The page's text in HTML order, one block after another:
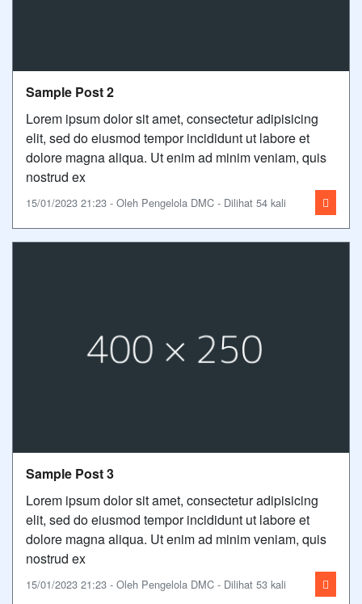
Sample Post 2
Lorem ipsum dolor sit amet, consectetur adipisicing
elit, sed do eiusmod tempor incididunt ut labore et
dolore magna aliqua. Ut enim ad minim veniam, quis
nostrud ex
15/01/2023 21:23 - Oleh Pengelola DMC - Dilihat 54 kali
Sample Post 3
Lorem ipsum dolor sit amet, consectetur adipisicing
elit, sed do eiusmod tempor incididunt ut labore et
dolore magna aliqua. Ut enim ad minim veniam, quis
nostrud ex
15/01/2023 21:23 - Oleh Pengelola DMC - Dilihat 53 kali